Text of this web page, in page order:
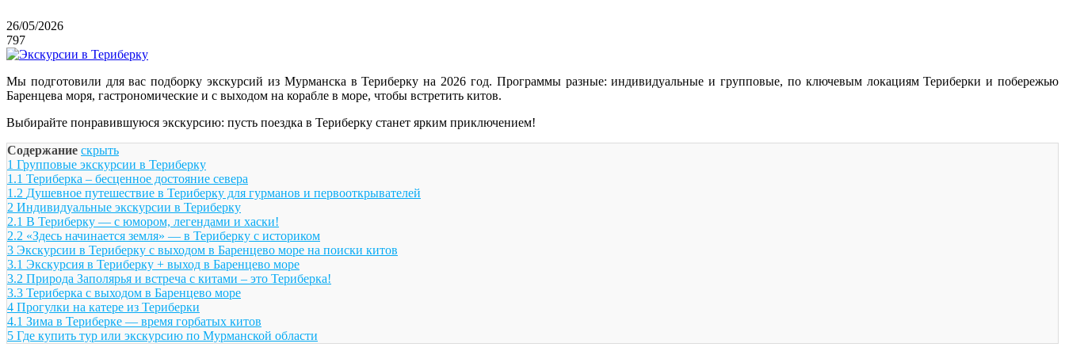
26/05/2026
797
Мы подготовили для вас подборку экскурсий из Мурманска в Териберку на 2026 год. Программы разные: индивидуальные и групповые, по ключевым локациям Териберки и побережью
Баренцева моря, гастрономические и с выходом на корабле в море, чтобы встретить китов.
Выбирайте понравившуюся экскурсию: пусть поездка в Териберку станет ярким приключением!
Содержание скрыть
1 Групповые экскурсии в Териберку
1.1 Териберка – бесценное достояние севера
1.2 Душевное путешествие в Териберку для гурманов и первооткрывателей
2 Индивидуальные экскурсии в Териберку
2.1 В Териберку — с юмором, легендами и хаски!
2.2 «Здесь начинается земля» — в Териберку с историком
3 Экскурсии в Териберку с выходом в Баренцево море на поиски китов
3.1 Экскурсия в Териберку + выход в Баренцево море
3.2 Природа Заполярья и встреча с китами – это Териберка!
3.3 Териберка с выходом в Баренцево море
4 Прогулки на катере из Териберки
4.1 Зима в Териберке — время горбатых китов
5 Где купить тур или экскурсию по Мурманской области